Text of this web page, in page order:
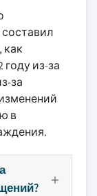
составил
как
году из-за
за
в